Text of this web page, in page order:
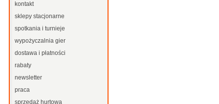
kontakt
sklepy stacjonarne
spotkania i turnieje
wypożyczalnia gier
dostawa i płatności
rabaty
newsletter
praca
sprzedaż hurtowa